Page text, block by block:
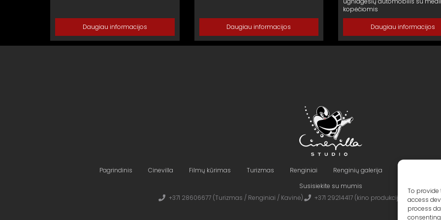
To provide
access
process
Daugiau informacijos Daugiau informacijos
kopėčiomis
Daugiau informacijos
Pagrindinis Cinevilla Filmų kūrimas Turizmas Renginiai Renginių galerija
Susisiekite su mumis
+371 28606677 (Turizmas / Renginiai / Kavinė)
+371 29214417 (kino produkcija) Cinevilla